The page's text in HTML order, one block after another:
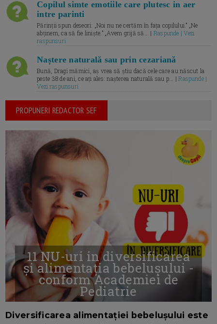
Copilul simte emotiile care plutesc in aer
intre parinti
Părinții spun deseori: „Noi nu ne certăm în fața copilului.” „Ne
abținem, ca să fie liniște.” „Avem grijă să... | Raspunde | Vezi
raspunsuri
Naștere naturală sau prin cezariană
Bună, Dragi mămici, aș vrea să știu dacă cele care au născut la
peste 38 de ani, ce ați ales: nașterea naturală sau p... |Raspunde |
Vezi raspunsuri
PROPUNERI REDACTOR SEF
11 NU-uri in diversificarea
și alimentația bebelușului -
conform Academiei de
Pediatrie
Diversificarea alimentației bebelușului este